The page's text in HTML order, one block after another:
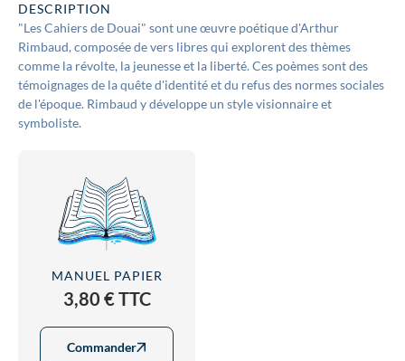
DESCRIPTION
"Les Cahiers de Douai" sont une œuvre poétique d'Arthur
Rimbaud, composée de vers libres qui explorent des thèmes
comme la révolte, la jeunesse et la liberté. Ces poèmes sont des
témoignages de la quête d'identité et du refus des normes sociales
de l'époque. Rimbaud y développe un style visionnaire et
symboliste.
MANUEL PAPIER
3,80 € TTC
Commander